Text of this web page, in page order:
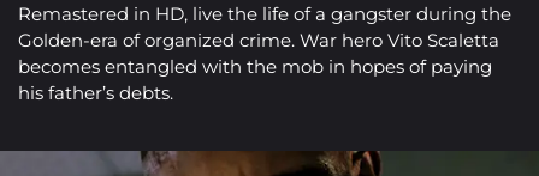
Remastered in HD, live the life of a gangster during the
Golden-era of organized crime. War hero Vito Scaletta
becomes entangled with the mob in hopes of paying
his father’s debts.